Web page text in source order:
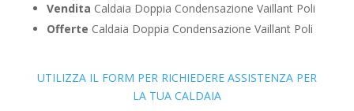
Vendita Caldaia Doppia Condensazione Vaillant Poli
Offerte Caldaia Doppia Condensazione Vaillant Poli
UTILIZZA IL FORM PER RICHIEDERE ASSISTENZA PER
LA TUA CALDAIA